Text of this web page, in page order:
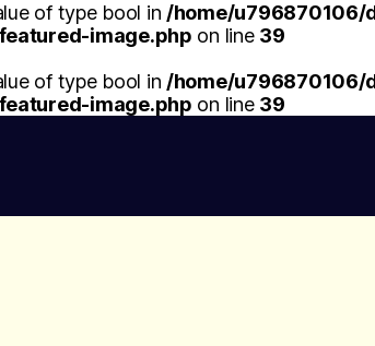
of type bool in /home/u796870106/
image.php on line 39
of type bool in /home/u796870106/
image.php on line 39